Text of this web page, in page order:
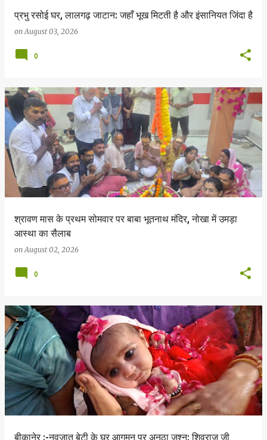
प्रभु रसोई घर, लालगढ़ जाटान: जहाँ भूख मिटती है और इंसानियत जिंदा है
onAugust 03, 2026
0
श्रावण मास के प्रथम सोमवार पर बाबा भूतनाथ मंदिर, नोखा में उमड़ा
आस्था का सैलाब
onAugust 02, 2026
0
बीकानेर :-नवजात बेटी के घर आगमन पर अनूठा जश्न: शिवराज जी